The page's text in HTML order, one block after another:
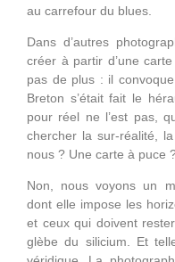
au carrefour du blues.
Dans d’autres
créer à partir d’une
pas de plus : il
Breton s’était fait le
pour réel ne l’est pas,
chercher la sur-réalité,
nous ? Une carte à puce
Non, nous voyons un
dont elle impose les
et ceux qui doivent
glèbe du silicium. Et